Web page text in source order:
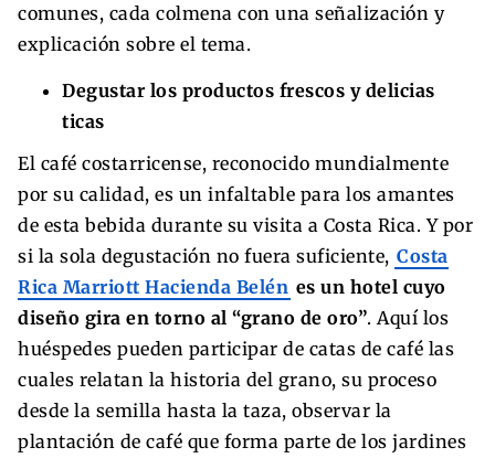
comunes, cada colmena con una señalización y
explicación sobre el tema.
Degustar los productos frescos y delicias
ticas
El café costarricense, reconocido mundialmente
por su calidad, es un infaltable para los amantes
de esta bebida durante su visita a Costa Rica. Y por
si la sola degustación no fuera suficiente, Costa
Rica Marriott Hacienda Belén es un hotel cuyo
diseño gira en torno al “grano de oro”. Aquí los
huéspedes pueden participar de catas de café las
cuales relatan la historia del grano, su proceso
desde la semilla hasta la taza, observar la
plantación de café que forma parte de los jardines